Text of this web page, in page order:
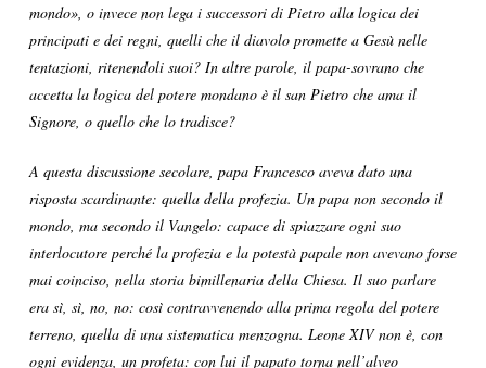
mondo», o invece non lega i successori di Pietro alla logica dei
principati e dei regni, quelli che il diavolo promette a Gesù nelle
tentazioni, ritenendoli suoi? In altre parole, il papa-sovrano che
accetta la logica del potere mondano è il san Pietro che ama il
Signore, o quello che lo tradisce?
A questa discussione secolare, papa Francesco aveva dato una
risposta scardinante: quella della profezia. Un papa non secondo il
mondo, ma secondo il Vangelo: capace di spiazzare ogni suo
interlocutore perché la profezia e la potestà papale non avevano forse
mai coinciso, nella storia bimillenaria della Chiesa. Il suo parlare
era sì, sì, no, no: così contravvenendo alla prima regola del potere
terreno, quella di una sistematica menzogna. Leone XIV non è, con
ogni evidenza, un profeta: con lui il papato torna nell’alveo